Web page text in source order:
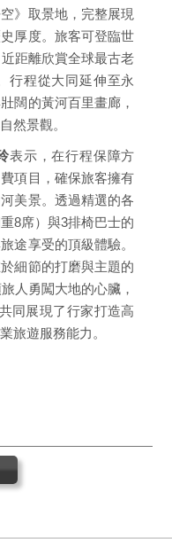
》取景地，完整展現
厚度。旅客可登臨世
距離欣賞全球最古老
行程從大同延伸至永
闊的黃河百里畫廊，
然景觀。
表示，在行程保障方
項目，確保旅客擁有
美景。透過精選的各
8席）與3排椅巴士的
途享受的頂級體驗。
細節的打磨與主題的
人勇闖大地的心臟，
同展現了行家打造高
旅遊服務能力。